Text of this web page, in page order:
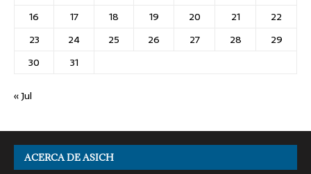
16
17 18 19 20 21
22
23
24 25 26 27 28
29
30
31
« Jul
ACERCA DE ASICH